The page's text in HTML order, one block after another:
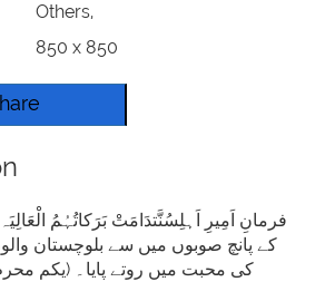
Others,
850 x 850
فرمانِ اَمِیرِ اَہلِسُنَّتدَامَتْ بَرَکاتُہُمُ
کے پانچ صوبوں میں سے بلوچستان